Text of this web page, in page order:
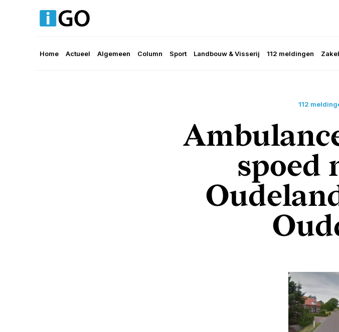
Home Actueel Algemeen Column Sport Landbouw & Visserij 112 meldingen
112
spoed